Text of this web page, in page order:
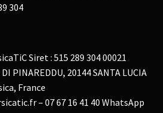
304
Siret : 515 289 304 00021
PINAREDDU, 20144 SANTA LUCIA
France
– 07 67 16 41 40 WhatsApp